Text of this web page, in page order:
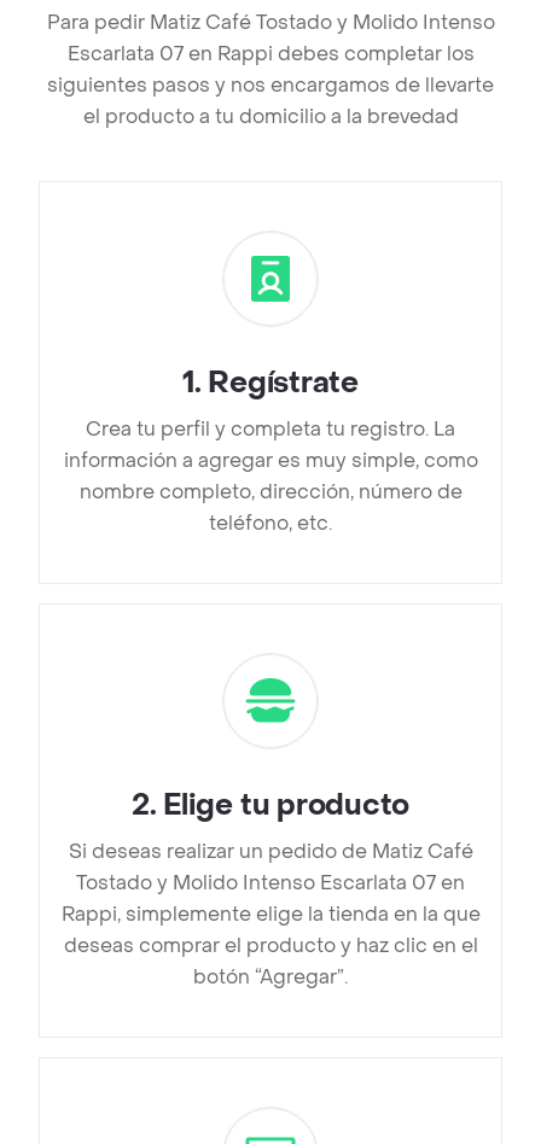
Para pedir Matiz Café Tostado y Molido Intenso
Escarlata 07 en Rappi debes completar los
siguientes pasos y nos encargamos de llevarte
el producto a tu domicilio a la brevedad
1. Regístrate
Crea tu perfil y completa tu registro. La
información a agregar es muy simple, como
nombre completo, dirección, número de
teléfono, etc.
2. Elige tu producto
Si deseas realizar un pedido de Matiz Café
Tostado y Molido Intenso Escarlata 07 en
Rappi, simplemente elige la tienda en la que
deseas comprar el producto y haz clic en el
botón “Agregar”.